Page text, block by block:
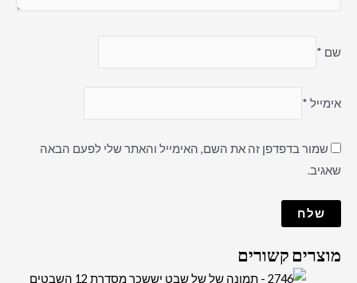
שם *
אימייל *
שמור בדפדפן זה את השם, האימייל והאתר שלי לפעם הבאה
שאגיב.
מוצרים קשורים